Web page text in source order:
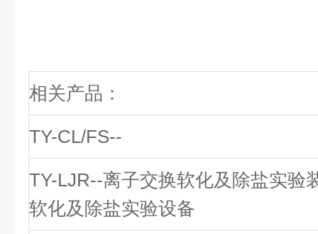
相关产品：
TY-CL/FS--
TY-LJR--离子交换软化及除盐实验
软化及除盐实验设备